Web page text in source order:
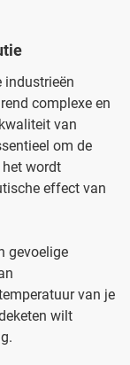
industrieën
complexe en
van
om de
wordt
effect van
gevoelige
van je
wilt